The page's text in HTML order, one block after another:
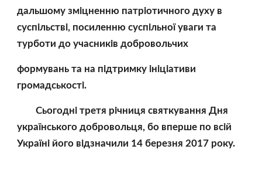
дальшому зміцненню патріотичного духу в
суспільстві, посиленню суспільної уваги та
турботи до учасників добровольчих
формувань та на підтримку ініціативи
громадськості.
        Сьогодні третя річниця святкування Дня
українського добровольця, бо вперше по всій
Україні його відзначили 14 березня 2017 року.